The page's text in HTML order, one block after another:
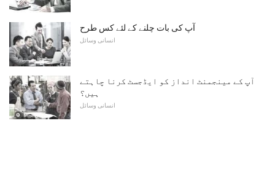
آپ کی بات چلنے کے لئے کس طرح
انسانی وسائل
آپ کے مینجمنٹ انداز کو ایڈجسٹ کرنا چاہتے
ہیں؟
انسانی وسائل